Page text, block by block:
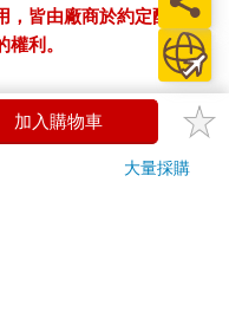
，皆由廠商於約定配送時
利。
接獲電話要求您前往
騙上當！
加入購物車
大量採購